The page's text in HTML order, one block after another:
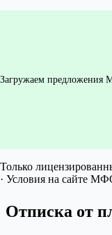
Загружаем
Только
· Условия на сайте
Отписка от